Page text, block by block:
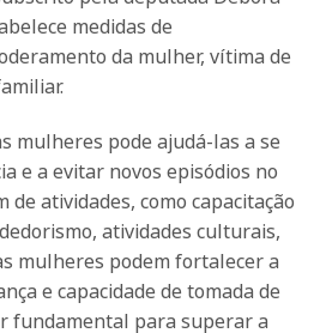
medidas de
da mulher, vítima de
mulheres pode ajudá-las a se
e a evitar novos episódios no
atividades, como capacitação
atividades culturais,
mulheres podem fortalecer a
e capacidade de tomada de
fundamental para superar a